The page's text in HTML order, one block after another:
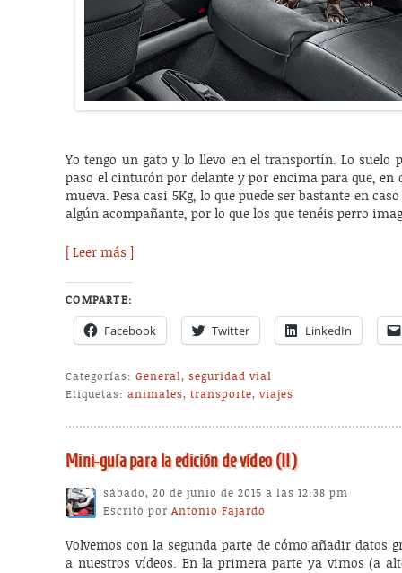
Yo tengo un gato y lo llevo en el transportín. Lo suelo
paso el cinturón por delante y por encima para que, en
mueva. Pesa casi 5Kg, lo que puede ser bastante en
algún acompañante, por lo que los que tenéis perro
[ Leer más ]
COMPARTE:
Facebook Twitter LinkedIn
Categorías: General,seguridad vial
Etiquetas: animales,transporte,viajes
Mini-guía para la edición de vídeo (II)
sábado, 20 de junio de 2015 a las 12:38 pm
Escrito porAntonio Fajardo
Volvemos con la segunda parte de cómo añadir datos
a nuestros vídeos. En la primera parte ya vimos (a